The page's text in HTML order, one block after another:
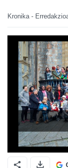
Kronika -